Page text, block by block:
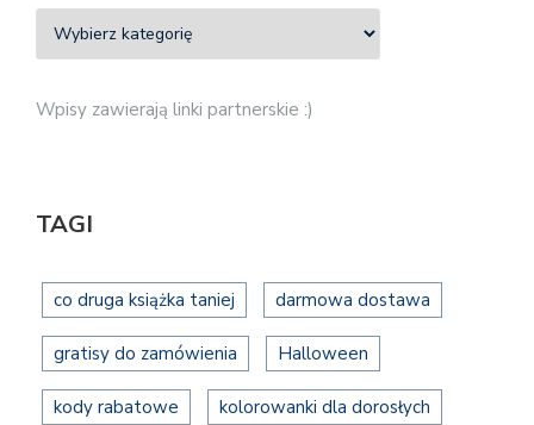
Wpisy zawierają linki partnerskie :)
TAGI
co druga książka taniej darmowa dostawa
gratisy do zamówienia Halloween
kody rabatowe kolorowanki dla dorosłych